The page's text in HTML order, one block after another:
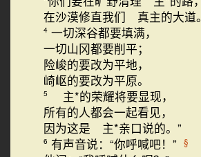
在沙漠修直我们 真主的大道。
4 一切深谷都要填满，
一切山冈都要削平；
险峻的要改为平地，
崎岖的要改为平原。
5
主*的荣耀将要显现，
所有的人都会一起看见，
因为这是 主*亲口说的。”
6 有声音说：“你呼喊吧！” §